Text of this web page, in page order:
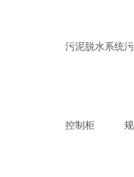
污泥脱水系统
控制柜